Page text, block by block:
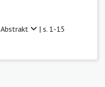
Abstrakt | s. 1-15